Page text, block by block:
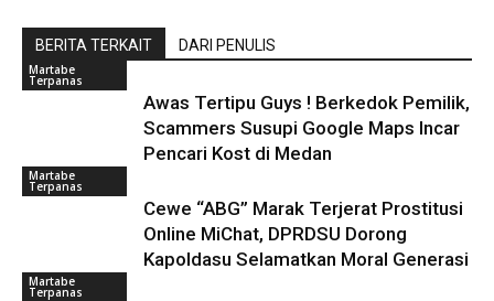
BERITA TERKAIT DARI PENULIS
Martabe
Terpanas
Awas Tertipu Guys ! Berkedok Pemilik,
Scammers Susupi Google Maps Incar
Pencari Kost di Medan
Martabe
Terpanas
Cewe “ABG” Marak Terjerat Prostitusi
Online MiChat, DPRDSU Dorong
Kapoldasu Selamatkan Moral Generasi
Martabe
Terpanas